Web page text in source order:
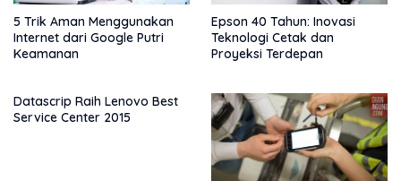
5 Trik Aman Menggunakan
Internet dari Google Putri
Keamanan
Epson 40 Tahun: Inovasi
Teknologi Cetak dan
Proyeksi Terdepan
Datascrip Raih Lenovo Best
Service Center 2015